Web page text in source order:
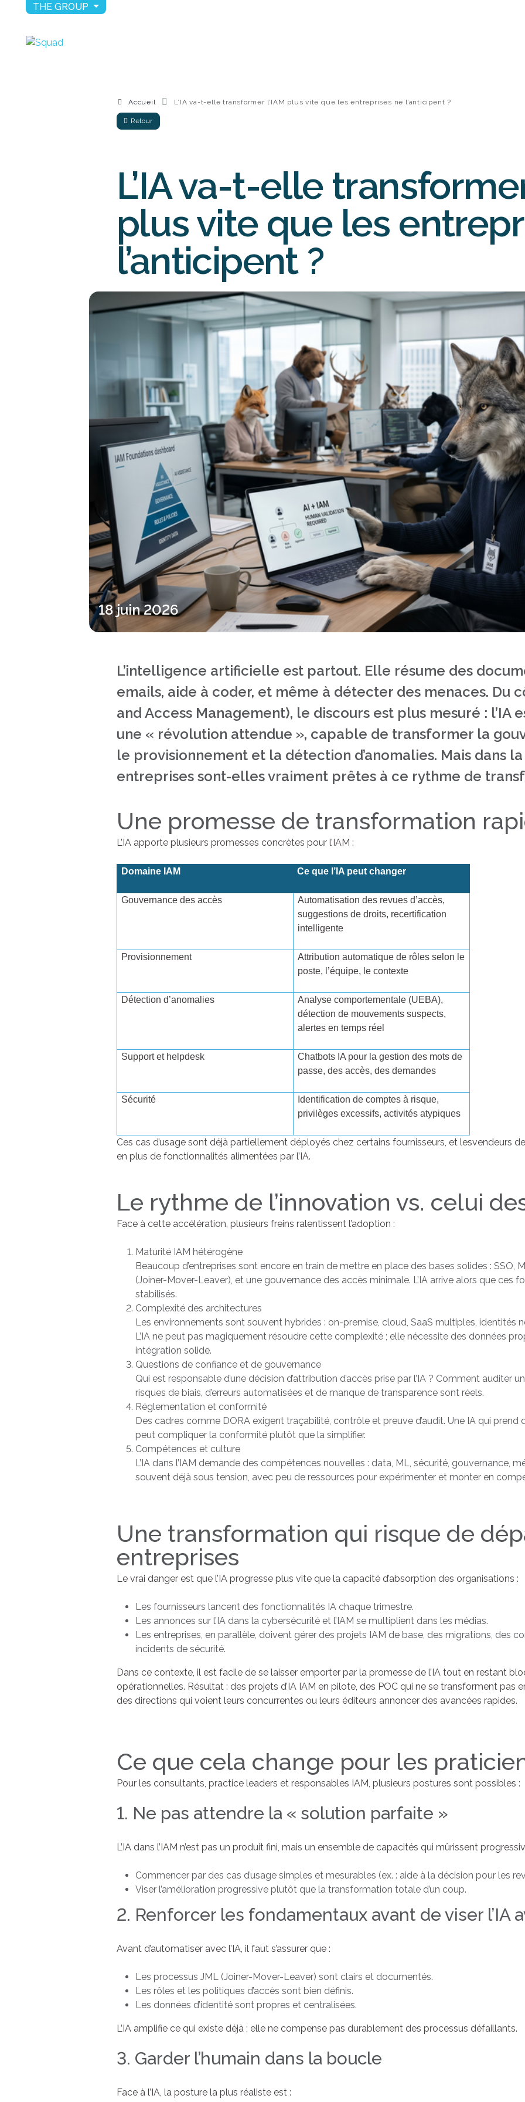
THE GROUP
Accueil L’IA va-t-elle transformer l’IAM plus vite que les entreprises ne l’anticipent ?
Retour
L’IA va-t-elle
plus vite que les
l’anticipent ?
18 juin 2026
L’intelligence artificielle est partout. Elle résume des
emails, aide à coder, et même à détecter des menaces. Du
and Access Management), le discours est plus mesuré : l’IA
une « révolution attendue », capable de transformer la
le provisionnement et la détection d’anomalies. Mais dans
entreprises sont-elles vraiment prêtes à ce rythme de
Une promesse de transformation
L’IA apporte plusieurs promesses concrètes pour l’IAM :
Domaine IAM Ce que l’IA peut changer
Gouvernance des accès
Automatisation des revues d’accès,
suggestions de droits, recertification
intelligente
Provisionnement
Attribution automatique de rôles selon le
poste, l’équipe, le contexte
Détection d’anomalies
Analyse comportementale (UEBA),
détection de mouvements suspects,
alertes en temps réel
Support et helpdesk
Chatbots IA pour la gestion des mots de
passe, des accès, des demandes
Sécurité
Identification de comptes à risque,
privilèges excessifs, activités atypiques
Ces cas d’usage sont déjà partiellement déployés chez certains fournisseurs, et lesvendeurs
en plus de fonctionnalités alimentées par l’IA.
Le rythme de l’innovation vs. celui
Face à cette accélération, plusieurs freins ralentissent l’adoption :
Maturité IAM hétérogène
Beaucoup d’entreprises sont encore en train de mettre en place des bases solides : SSO,
(Joiner-Mover-Leaver), et une gouvernance des accès minimale. L’IA arrive alors que ces
stabilisés.
Complexité des architectures
Les environnements sont souvent hybrides : on-premise, cloud, SaaS multiples, identités
L’IA ne peut pas magiquement résoudre cette complexité ; elle nécessite des données
intégration solide.
Questions de confiance et de gouvernance
Qui est responsable d’une décision d’attribution d’accès prise par l’IA ? Comment auditer
risques de biais, d’erreurs automatisées et de manque de transparence sont réels.
Réglementation et conformité
Des cadres comme DORA exigent traçabilité, contrôle et preuve d’audit. Une IA qui prend
peut compliquer la conformité plutôt que la simplifier.
Compétences et culture
L’IA dans l’IAM demande des compétences nouvelles : data, ML, sécurité, gouvernance,
souvent déjà sous tension, avec peu de ressources pour expérimenter et monter en
Une transformation qui risque de
entreprises
Le vrai danger est que l’IA progresse plus vite que la capacité d’absorption des organisations :
Les fournisseurs lancent des fonctionnalités IA chaque trimestre.
Les annonces sur l’IA dans la cybersécurité et l’IAM se multiplient dans les médias.
Les entreprises, en parallèle, doivent gérer des projets IAM de base, des migrations, des
incidents de sécurité.
Dans ce contexte, il est facile de se laisser emporter par la promesse de l’IA tout en restant
opérationnelles. Résultat : des projets d’IA IAM en pilote, des POC qui ne se transforment pas
des directions qui voient leurs concurrentes ou leurs éditeurs annoncer des avancées rapides.
Ce que cela change pour les
Pour les consultants, practice leaders et responsables IAM, plusieurs postures sont possibles :
1. Ne pas attendre la « solution parfaite »
L’IA dans l’IAM n’est pas un produit fini, mais un ensemble de capacités qui mûrissent
Commencer par des cas d’usage simples et mesurables (ex. : aide à la décision pour les
Viser l’amélioration progressive plutôt que la transformation totale d’un coup.
2. Renforcer les fondamentaux avant de viser l’IA
Avant d’automatiser avec l’IA, il faut s’assurer que :
Les processus JML (Joiner-Mover-Leaver) sont clairs et documentés.
Les rôles et les politiques d’accès sont bien définis.
Les données d’identité sont propres et centralisées.
L’IA amplifie ce qui existe déjà ; elle ne compense pas durablement des processus défaillants.
3. Garder l’humain dans la boucle
Face à l’IA, la posture la plus réaliste est :